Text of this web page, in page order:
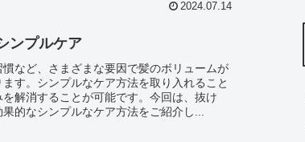
2024.07.14
ンプルケア
など、さまざまな要因で髪のボリュームが
す。シンプルなケア方法を取り入れること
解消することが可能です。今回は、抜け
的なシンプルなケア方法をご紹介し...